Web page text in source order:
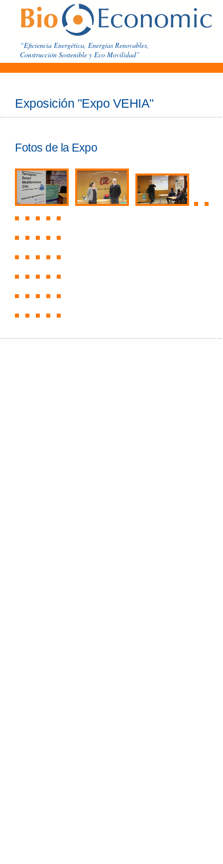
“Eficiencia Energética, Energías Renovables,
Construcción Sostenible y Eco Movilidad”
Exposición "Expo VEHIA"
Fotos de la Expo